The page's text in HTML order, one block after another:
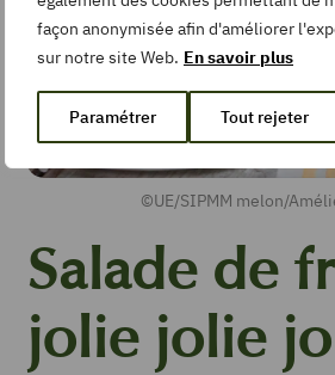
façon anonymisée afin d'améliorer
sur notre site Web. En savoir plus
Paramétrer Tout rejeter
©UE/SIPMM melon/
Salade de
jolie jolie